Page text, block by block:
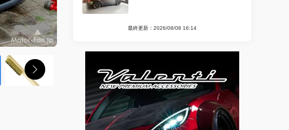
最終更新：2026/08/08 16:14